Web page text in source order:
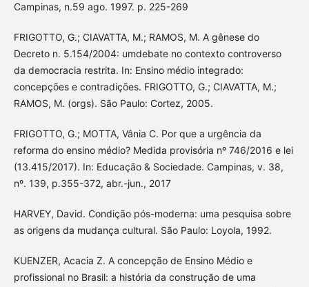
Campinas, n.59 ago. 1997. p. 225-269
FRIGOTTO, G.; CIAVATTA, M.; RAMOS, M. A gênese do
Decreto n. 5.154/2004: umdebate no contexto controverso
da democracia restrita. In: Ensino médio integrado:
concepções e contradições. FRIGOTTO, G.; CIAVATTA, M.;
RAMOS, M. (orgs). São Paulo: Cortez, 2005.
FRIGOTTO, G.; MOTTA, Vânia C. Por que a urgência da
reforma do ensino médio? Medida provisória nº 746/2016 e lei
(13.415/2017). In: Educação & Sociedade. Campinas, v. 38,
nº. 139, p.355-372, abr.-jun., 2017
HARVEY, David. Condição pós-moderna: uma pesquisa sobre
as origens da mudança cultural. São Paulo: Loyola, 1992.
KUENZER, Acacia Z. A concepção de Ensino Médio e
profissional no Brasil: a história da construção de uma